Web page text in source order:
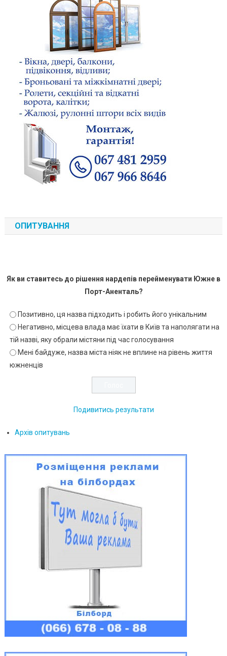
ОПИТУВАННЯ
Як ви ставитесь до рішення нардепів перейменувати Южне в
Порт-Аненталь?
Позитивно, ця назва підходить і робить його унікальним
Негативно, місцева влада має їхати в Київ та наполягати на
тій назві, яку обрали містяни під час голосування
Мені байдуже, назва міста ніяк не вплине на рівень життя
южненців
Подивитись результати
Архів опитувань